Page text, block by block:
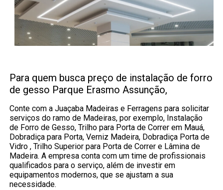
Para quem busca preço de instalação de forro
de gesso Parque Erasmo Assunção,
Conte com a Juaçaba Madeiras e Ferragens para solicitar
serviços do ramo de Madeiras, por exemplo, Instalação
de Forro de Gesso, Trilho para Porta de Correr em Mauá,
Dobradiça para Porta, Verniz Madeira, Dobradiça Porta de
Vidro , Trilho Superior para Porta de Correr e Lâmina de
Madeira. A empresa conta com um time de profissionais
qualificados para o serviço, além de investir em
equipamentos modernos, que se ajustam a sua
necessidade.